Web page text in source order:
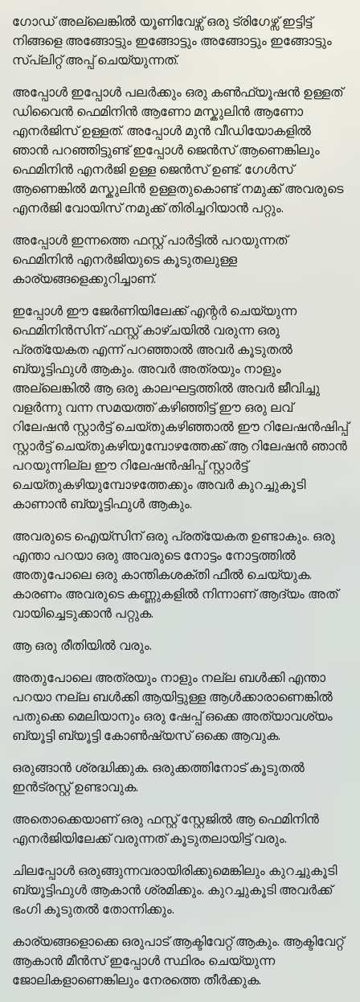
ഗോഡ് അല്ലെങ്കിൽ യൂണിവേഴ്സ് ഒരു ട്രിഗേഴ്സ് ഇട്ടിട്ട്
നിങ്ങളെ അങ്ങോട്ടും ഇങ്ങോട്ടും അങ്ങോട്ടും ഇങ്ങോട്ടും
സ്പ്ലിറ്റ് അപ്പ് ചെയ്യുന്നത്.
അപ്പോൾ ഇപ്പോൾ പലർക്കും ഒരു കൺഫ്യൂഷൻ ഉള്ളത്
ഡിവൈൻ ഫെമിനിൻ ആണോ മസ്കുലിൻ ആണോ
എനർജിസ് ഉള്ളത്. അപ്പോൾ മുൻ വീഡിയോകളിൽ
ഞാൻ പറഞ്ഞിട്ടുണ്ട് ഇപ്പോൾ ജെൻസ് ആണെങ്കിലും
ഫെമിനിൻ എനർജി ഉള്ള ജെൻസ് ഉണ്ട്. ഗേൾസ്
ആണെങ്കിൽ മസ്കുലിൻ ഉള്ളതുകൊണ്ട് നമുക്ക് അവരുടെ
എനർജി വോയിസ് നമുക്ക് തിരിച്ചറിയാൻ പറ്റും.
അപ്പോൾ ഇന്നത്തെ ഫസ്റ്റ് പാർട്ടിൽ പറയുന്നത്
ഫെമിനിൻ എനർജിയുടെ കൂടുതലുള്ള
കാര്യങ്ങളെക്കുറിച്ചാണ്.
ഇപ്പോൾ ഈ ജേർണിയിലേക്ക് എന്റർ ചെയ്യുന്ന
ഫെമിനിൻസിന് ഫസ്റ്റ് കാഴ്ചയിൽ വരുന്ന ഒരു
പ്രത്യേകത എന്ന് പറഞ്ഞാൽ അവർ കൂടുതൽ
ബ്യൂട്ടിഫുൾ ആകും. അവർ അത്രയും നാളും
അല്ലെങ്കിൽ ആ ഒരു കാലഘട്ടത്തിൽ അവർ ജീവിച്ചു
വളർന്നു വന്ന സമയത്ത് കഴിഞ്ഞിട്ട് ഈ ഒരു ലവ്
റിലേഷൻ സ്റ്റാർട്ട് ചെയ്തുകഴിഞ്ഞാൽ ഈ റിലേഷൻഷിപ്പ്
സ്റ്റാർട്ട് ചെയ്തുകഴിയുമ്പോഴത്തേക്ക് ആ റിലേഷൻ ഞാൻ
പറയുന്നില്ല ഈ റിലേഷൻഷിപ്പ് സ്റ്റാർട്ട്
ചെയ്തുകഴിയുമ്പോഴത്തേക്കും അവർ കുറച്ചുകൂടി
കാണാൻ ബ്യൂട്ടിഫുൾ ആകും.
അവരുടെ ഐയ്സിന് ഒരു പ്രത്യേകത ഉണ്ടാകും. ഒരു
എന്താ പറയാ ഒരു അവരുടെ നോട്ടം നോട്ടത്തിൽ
അതുപോലെ ഒരു കാന്തികശക്തി ഫീൽ ചെയ്യുക.
കാരണം അവരുടെ കണ്ണുകളിൽ നിന്നാണ് ആദ്യം അത്
വായിച്ചെടുക്കാൻ പറ്റുക.
ആ ഒരു രീതിയിൽ വരും.
അതുപോലെ അത്രയും നാളും നല്ല ബൾക്കി എന്താ
പറയാ നല്ല ബൾക്കി ആയിട്ടുള്ള ആൾക്കാരാണെങ്കിൽ
പതുക്കെ മെലിയാനും ഒരു ഷേപ്പ് ഒക്കെ അത്യാവശ്യം
ബ്യൂട്ടി ബ്യൂട്ടി കോൺഷ്യസ് ഒക്കെ ആവുക.
ഒരുങ്ങാൻ ശ്രദ്ധിക്കുക. ഒരുക്കത്തിനോട് കൂടുതൽ
ഇൻട്രസ്റ്റ് ഉണ്ടാവുക.
അതൊക്കെയാണ് ഒരു ഫസ്റ്റ് സ്റ്റേജിൽ ആ ഫെമിനിൻ
എനർജിയിലേക്ക് വരുന്നത് കൂടുതലായിട്ട് വരും.
ചിലപ്പോൾ ഒരുങ്ങുന്നവരായിരിക്കുമെങ്കിലും കുറച്ചുകൂടി
ബ്യൂട്ടിഫുൾ ആകാൻ ശ്രമിക്കും. കുറച്ചുകൂടി അവർക്ക്
ഭംഗി കൂടുതൽ തോന്നിക്കും.
കാര്യങ്ങളൊക്കെ ഒരുപാട് ആക്ടിവേറ്റ് ആകും. ആക്ടിവേറ്റ്
ആകാൻ മീൻസ് ഇപ്പോൾ സ്ഥിരം ചെയ്യുന്ന
ജോലികളാണെങ്കിലും നേരത്തെ തീർക്കുക.